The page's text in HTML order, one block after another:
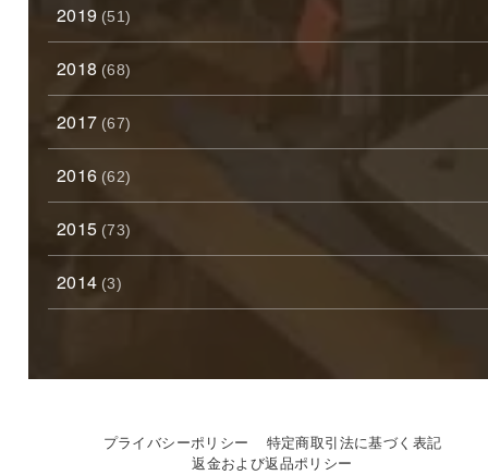
2019 (51)
2018 (68)
2017 (67)
2016 (62)
2015 (73)
2014 (3)
プライバシーポリシー
特定商取引法に基づく表記
返金および返品ポリシー